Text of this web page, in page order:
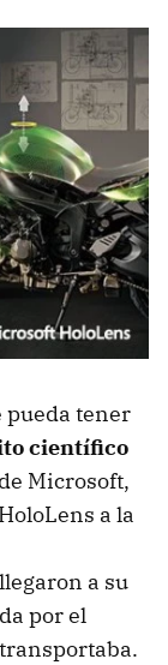
tener
científico
de Microsoft,
a la
a su
por el